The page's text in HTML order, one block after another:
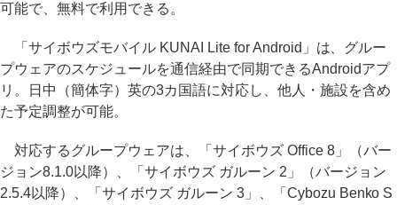
可能で、無料で利用できる。
「サイボウズモバイル KUNAI Lite for Android」は、グルー
プウェアのスケジュールを通信経由で同期できるAndroidアプ
リ。日中（簡体字）英の3カ国語に対応し、他人・施設を含め
た予定調整が可能。
対応するグループウェアは、「サイボウズ Office 8」（バー
ジョン8.1.0以降）、「サイボウズ ガルーン 2」（バージョン
2.5.4以降）、「サイボウズ ガルーン 3」、「Cybozu Benko S